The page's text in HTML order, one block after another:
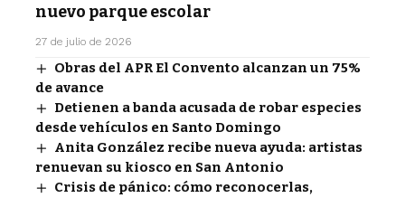
nuevo parque escolar
27 de julio de 2026
Obras del APR El Convento alcanzan un 75%
de avance
Detienen a banda acusada de robar especies
desde vehículos en Santo Domingo
Anita González recibe nueva ayuda: artistas
renuevan su kiosco en San Antonio
Crisis de pánico: cómo reconocerlas,